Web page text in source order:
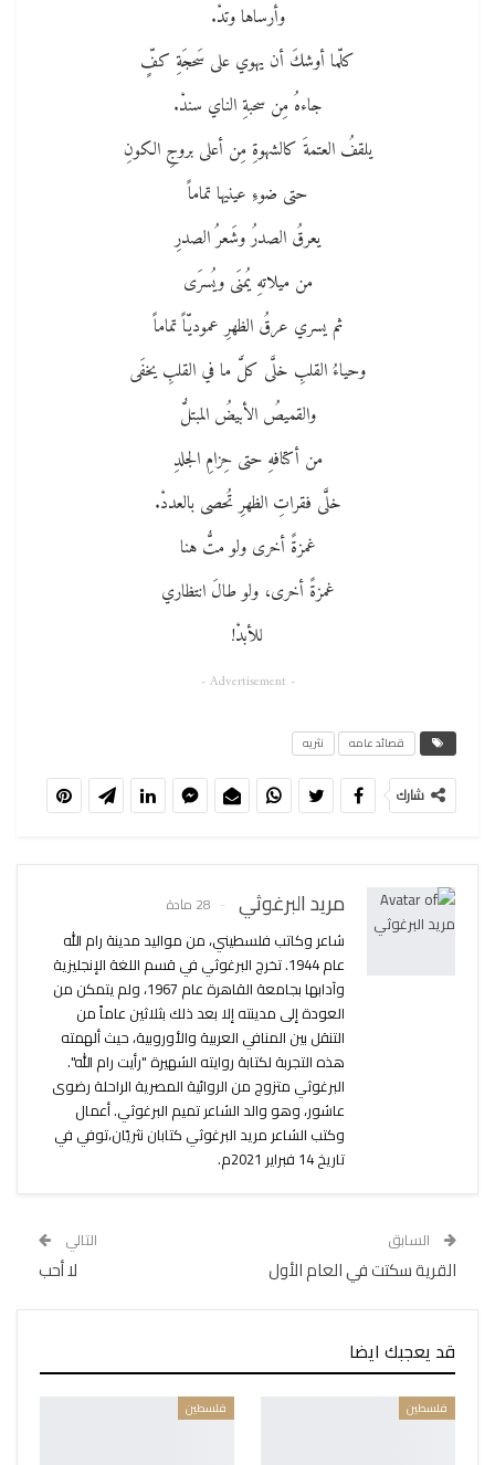
وأرساها وتدْ.
كلّما أوشكَ أن يهوي على سَحجَةِ كفٍّ
جاءهُ مِن سحبةِ الناي سندْ.
يلقفُ العتمةَ كالشهوةِ مِن أعلى بروجِ الكونِ
حتى ضوءِ عينيها تماماً
يعرقُ الصدرُ وشَعرُ الصدرِ
من ميلاتهِ يُمنَى ويُسرَى
ثم يسري عرقُ الظهرِ عموديّاً تماماً
وحياءُ القلبِ خلَّى كلَّ ما في القلبِ يخفَى
والقميصُ الأبيضُ المبتلُّ
من أكتافهِ حتى حِزامِ الجلدِ
خلَّى فقراتِ الظهرِ تُحصى بالعددْ.
غمزةً أخرى ولو متُّ هنا
غمزةً أخرى، ولو طالَ انتظاري
للأبدْ!
- Advertisement -
قصائد عامه نثريه
شارك
مريد البرغوثي 28 مادة
شاعر وكاتب فلسطيني، من مواليد مدينة رام الله
عام 1944. تخرج البرغوثي في قسم اللغة الإنجليزية
وآدابها بجامعة القاهرة عام 1967، ولم يتمكن من
العودة إلى مدينته إلا بعد ذلك بثلاثين عاماً من
التنقل بين المنافي العربية والأوروبية، حيث ألهمته
هذه التجربة لكتابة روايته الشهيرة "رأيت رام الله".
البرغوثي متزوج من الروائية المصرية الراحلة رضوى
عاشور، وهو والد الشاعر تميم البرغوثي. أعمال
وكتب الشاعر مريد البرغوثي كتابان نثريّان،توفي في
تاريخ 14 فبراير 2021م.
السابق
القرية سكتت في العام الأول
التالي
لا أحب
قد يعجبك ايضا
فلسطين فلسطين